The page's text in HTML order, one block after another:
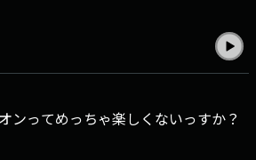
channels/c571a7fd-6a8d-4af3-a9b9-
南沙良ANNP番組公
ってめっちゃ楽しくないっすか？